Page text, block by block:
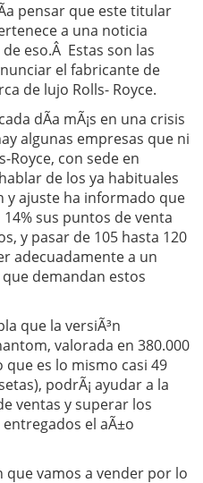
pensar que este titular
a una noticia
eso.Â Estas son las
el fabricante de
de lujo Rolls- Royce.
dÃ­a mÃ¡s en una crisis
algunas empresas que ni
Royce, con sede en
de los ya habituales
y ajuste ha informado que
sus puntos de venta
y pasar de 105 hasta 120
adecuadamente a un
demandan estos
que la versiÃ³n
valorada en 380.000
que es lo mismo casi 49
podrÃ¡ ayudar a la
ventas y superar los
el aÃ±o
que vamos a vender por lo